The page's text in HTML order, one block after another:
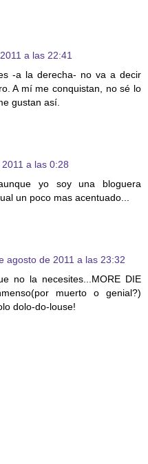
a las 22:41
-a la derecha- no va a decir
A mí me conquistan, no sé lo
gustan así.
a las 0:28
yo soy una bloguera
un poco mas acentuado...
agosto de 2011 a las 23:32
no la necesites...MORE DIE
muerto o genial?)
dolo-do-louse!